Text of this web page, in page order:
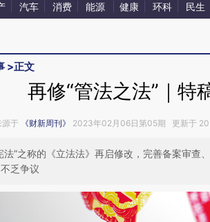
汽车 消费 能源 健康 环科 民生
>正文
再修“管法之法”｜特
源于 《财新周刊》 2023年02月06日第05期 更新于
法”之称的《立法法》再启修改，完善备案审查
乏争议